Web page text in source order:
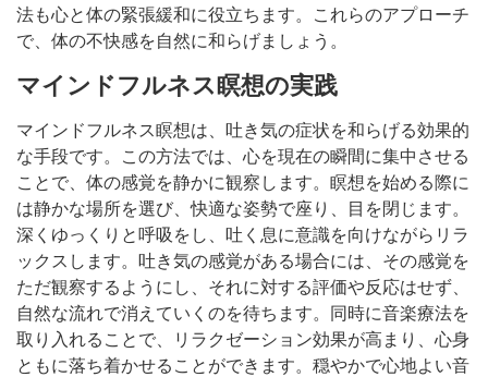
法も心と体の緊張緩和に役立ちます。これらのアプローチ
で、体の不快感を自然に和らげましょう。
マインドフルネス瞑想の実践
マインドフルネス瞑想は、吐き気の症状を和らげる効果的
な手段です。この方法では、心を現在の瞬間に集中させる
ことで、体の感覚を静かに観察します。瞑想を始める際に
は静かな場所を選び、快適な姿勢で座り、目を閉じます。
深くゆっくりと呼吸をし、吐く息に意識を向けながらリラ
ックスします。吐き気の感覚がある場合には、その感覚を
ただ観察するようにし、それに対する評価や反応はせず、
自然な流れで消えていくのを待ちます。同時に音楽療法を
取り入れることで、リラクゼーション効果が高まり、心身
ともに落ち着かせることができます。穏やかで心地よい音